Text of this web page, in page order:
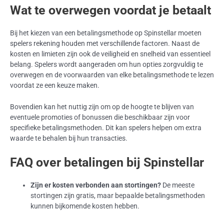
Wat te overwegen voordat je betaalt
Bij het kiezen van een betalingsmethode op Spinstellar moeten
spelers rekening houden met verschillende factoren. Naast de
kosten en limieten zijn ook de veiligheid en snelheid van essentieel
belang. Spelers wordt aangeraden om hun opties zorgvuldig te
overwegen en de voorwaarden van elke betalingsmethode te lezen
voordat ze een keuze maken.
Bovendien kan het nuttig zijn om op de hoogte te blijven van
eventuele promoties of bonussen die beschikbaar zijn voor
specifieke betalingsmethoden. Dit kan spelers helpen om extra
waarde te behalen bij hun transacties.
FAQ over betalingen bij Spinstellar
Zijn er kosten verbonden aan stortingen? De meeste
stortingen zijn gratis, maar bepaalde betalingsmethoden
kunnen bijkomende kosten hebben.